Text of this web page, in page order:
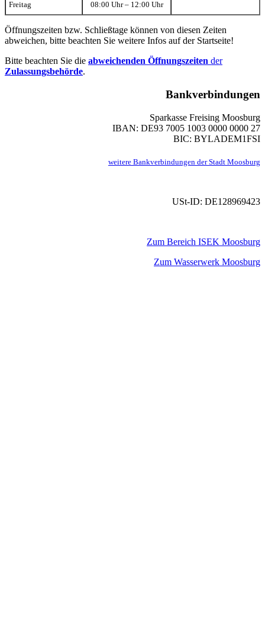
Freitag 08:00 Uhr – 12:00 Uhr
Öffnungszeiten bzw. Schließtage können von diesen Zeiten
abweichen, bitte beachten Sie weitere Infos auf der Startseite!
Bitte beachten Sie die abweichenden Öffnungszeiten der
Zulassungsbehörde.
Bankverbindungen
Sparkasse Freising Moosburg
IBAN: DE93 7005 1003 0000 0000 27
BIC: BYLADEM1FSI
weitere Bankverbindungen der Stadt Moosburg
USt-ID: DE128969423
Zum Bereich ISEK Moosburg
Zum Wasserwerk Moosburg